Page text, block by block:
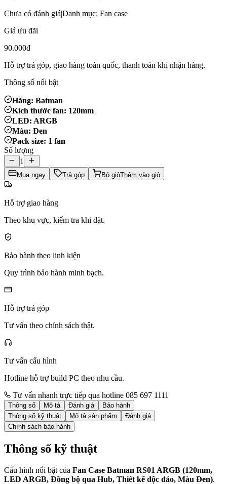
Chưa có đánh giá|Danh mục: Fan case
Giá ưu đãi
90.000đ
Hỗ trợ trả góp, giao hàng toàn quốc, thanh toán khi nhận hàng.
Thông số nổi bật
Hãng: Batman
Kích thước fan: 120mm
LED: ARGB
Màu: Đen
Pack size: 1 fan
Số lượng
1
Mua ngay Trả góp Bỏ giỏThêm vào giỏ
Hỗ trợ giao hàng
Theo khu vực, kiểm tra khi đặt.
Bảo hành theo linh kiện
Quy trình bảo hành minh bạch.
Hỗ trợ trả góp
Tư vấn theo chính sách thật.
Tư vấn cấu hình
Hotline hỗ trợ build PC theo nhu cầu.
Tư vấn nhanh trực tiếp qua hotline 085 697 1111
Thông số Mô tả Đánh giá
Bảo hành
Thông số kỹ thuật
Mô tả sản phẩm
Đánh giá
Chính sách bảo hành
Thông số kỹ thuật
Cấu hình nổi bật của Fan Case Batman RS01 ARGB (120mm,
LED ARGB, Đồng bộ qua Hub, Thiết kế độc đáo, Màu Đen).